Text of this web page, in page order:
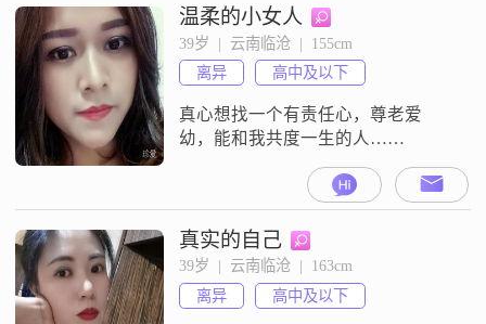
生！彼此不离不弃！感情专一！！
如果你对我的印象还不错！那我们
就聊聊吧！我的圈子很小！平时爱
好就是喜欢拍拍抖音！看电视！看
小说！
温柔的小女人
39岁  |  云南临沧  |  155cm
离异
高中及以下
真心想找一个有责任心，尊老爱
幼，能和我共度一生的人……
真实的自己
39岁  |  云南临沧  |  163cm
离异
高中及以下